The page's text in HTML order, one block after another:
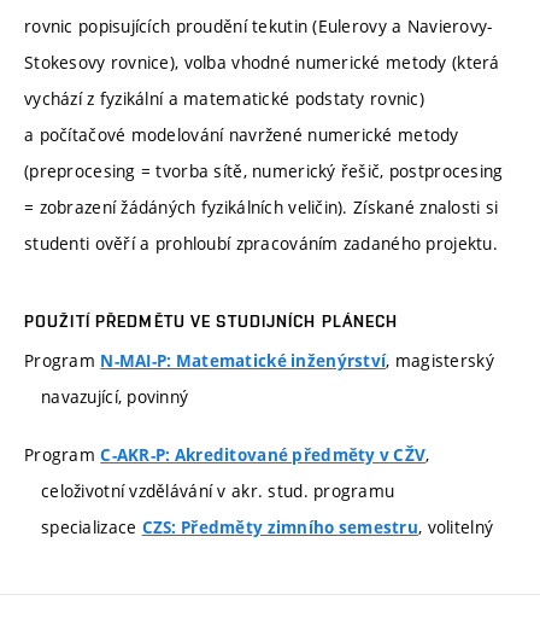
rovnic popisujících proudění tekutin (Eulerovy a Navierovy-
Stokesovy rovnice), volba vhodné numerické metody (která
vychází z fyzikální a matematické podstaty rovnic)
a počítačové modelování navržené numerické metody
(preprocesing = tvorba sítě, numerický řešič, postprocesing
= zobrazení žádáných fyzikálních veličin). Získané znalosti si
studenti ověří a prohloubí zpracováním zadaného projektu.
POUŽITÍ PŘEDMĚTU VE STUDIJNÍCH PLÁNECH
Program N-MAI-P: Matematické inženýrství, magisterský
navazující, povinný
ProgramC-AKR-P: Akreditované předměty v CŽV,
celoživotní vzdělávání v akr. stud. programu
specializace CZS: Předměty zimního semestru, volitelný